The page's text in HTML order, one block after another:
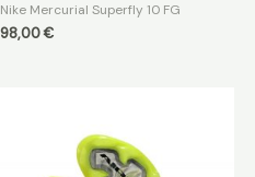
Nike Mercurial Superfly 10 FG
98,00€